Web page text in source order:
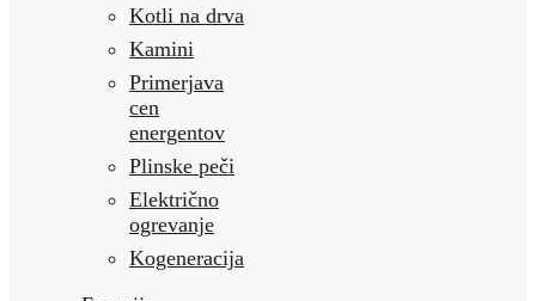
Kotli na drva
Kamini
Primerjava
cen
energentov
Plinske peči
Električno
ogrevanje
Kogeneracija